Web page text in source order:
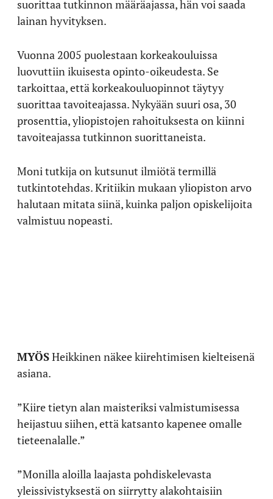
suorittaa tutkinnon määräajassa, hän voi saada
lainan hyvityksen.
Vuonna 2005 puolestaan korkeakouluissa
luovuttiin ikuisesta opinto-oikeudesta. Se
tarkoittaa, että korkeakouluopinnot täytyy
suorittaa tavoiteajassa. Nykyään suuri osa, 30
prosenttia, yliopistojen rahoituksesta on kiinni
tavoiteajassa tutkinnon suorittaneista.
Moni tutkija on kutsunut ilmiötä termillä
tutkintotehdas. Kritiikin mukaan yliopiston arvo
halutaan mitata siinä, kuinka paljon opiskelijoita
valmistuu nopeasti.
MYÖSHeikkinen näkee kiirehtimisen kielteisenä
asiana.
”Kiire tietyn alan maisteriksi valmistumisessa
heijastuu siihen, että katsanto kapenee omalle
tieteenalalle.”
”Monilla aloilla laajasta pohdiskelevasta
yleissivistyksestä on siirrytty alakohtaisiin